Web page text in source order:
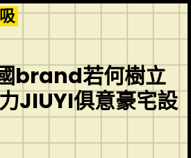
brand若何樹立
JIUYI俱意豪宅設